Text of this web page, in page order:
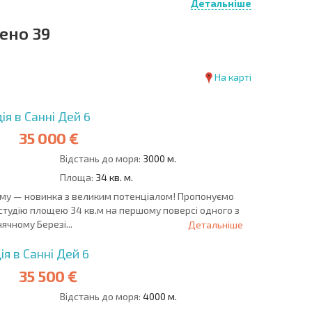
квартиру до 50 000 євро на
нам посилання на цей лот — ми
аудит об'єкта та перевіримо статус
Детальніше
39
На карті
в Санні Дей 6
35 000 €
Відстань до моря: 3000 м.
Площа: 34 кв. м.
— новинка з великим потенціалом! Пропонуємо
площею 34 кв.м на першому поверсі одного з
Березі...
Детальніше
в Санні Дей 6
35 500 €
Відстань до моря: 4000 м.